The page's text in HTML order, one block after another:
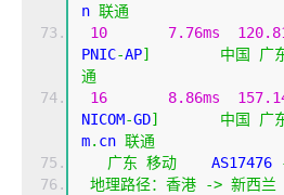
n 联通
10
7.76ms
PNIC-AP] 中国 广
通
16
8.86ms
NICOM-GD] 中国 广
m. cn 联通
广东 移动
    AS17476
地理路径：香港
-> 新西兰